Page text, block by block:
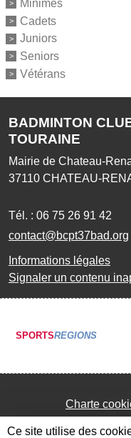
Minimes
Cadets
Juniors
Seniors
Vétérans
BADMINTON
TOURAINE
Mairie de Chateau-
37110 CHATEAU-
Tél. : 06 75 26 91 42
contact@bcpt37bad.org
Informations légales
Signaler un contenu
SPORTSREGIONS
Charte
Ce site utilise des